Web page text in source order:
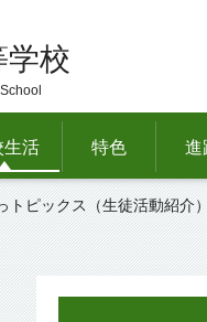
学校
生活 特色 進
トピックス（生徒活動紹介）